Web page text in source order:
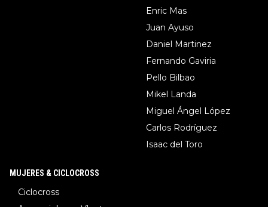
Enric Mas
Juan Ayuso
Daniel Martinez
Fernando Gaviria
Pello Bilbao
Mikel Landa
Miguel Ángel López
Carlos Rodríguez
Isaac del Toro
MUJERES & CICLOCROSS
Ciclocross